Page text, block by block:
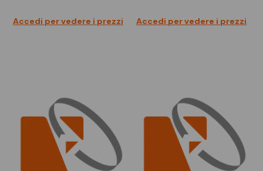
Accedi per vedere i prezzi Accedi per vedere i prezzi